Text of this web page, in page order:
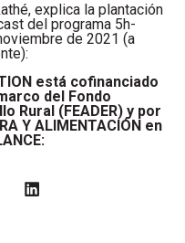
explica la plantación
del programa 5h-
de 2021 (a
está cofinanciado
del Fondo
Rural (FEADER) y por
Y ALIMENTACIÓN en